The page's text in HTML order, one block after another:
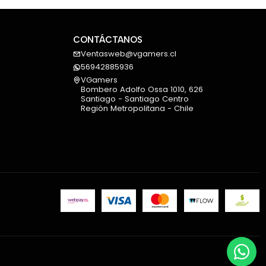
macOS compatibles.
Pequeña a mediana
Energy y receptor USB Logi Bolt
10 metros
CONTÁCTANOS
Ventasweb@vgamers.cl
56942885936
VGamers
Bombero Adolfo Ossa 1010, 626
Santiago - Santiago Centro
Región Metropolitana - Chile